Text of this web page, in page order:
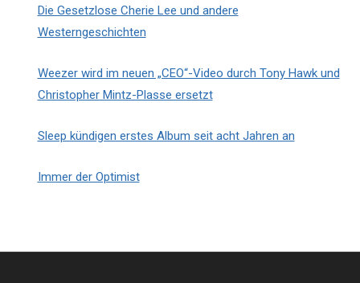
Die Gesetzlose Cherie Lee und andere
Westerngeschichten
Weezer wird im neuen „CEO“-Video durch Tony Hawk und
Christopher Mintz-Plasse ersetzt
Sleep kündigen erstes Album seit acht Jahren an
Immer der Optimist